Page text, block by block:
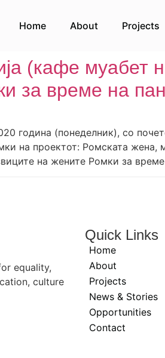
Home About Projects
(кафе муабет
за време на
година (понеделник), со
на проектот: Ромската жена,
на жените Ромки за
equality,
culture
Quick Links
Home
About
Projects
News & Stories
Opportunities
Contact